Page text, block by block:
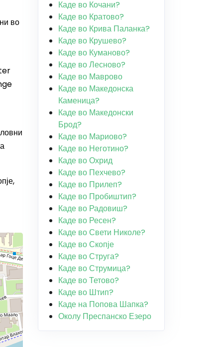
во
Каде во Кочани?
Каде во Кратово?
Каде во Крива Паланка?
Каде во Крушево?
Каде во Куманово?
Каде во Лесново?
Каде во Маврово
Каде во Македонска
Каменица?
Каде во Македонски
Брод?
Каде во Мариово?
Каде во Неготино?
Каде во Охрид
Каде во Пехчево?
Каде во Прилеп?
Каде во Пробиштип?
Каде во Радовиш?
Каде во Ресен?
Каде во Свети Николе?
Каде во Скопје
Каде во Струга?
Каде во Струмица?
Каде во Тетово?
Каде во Штип?
Каде на Попова Шапка?
Околу Преспанско Езеро